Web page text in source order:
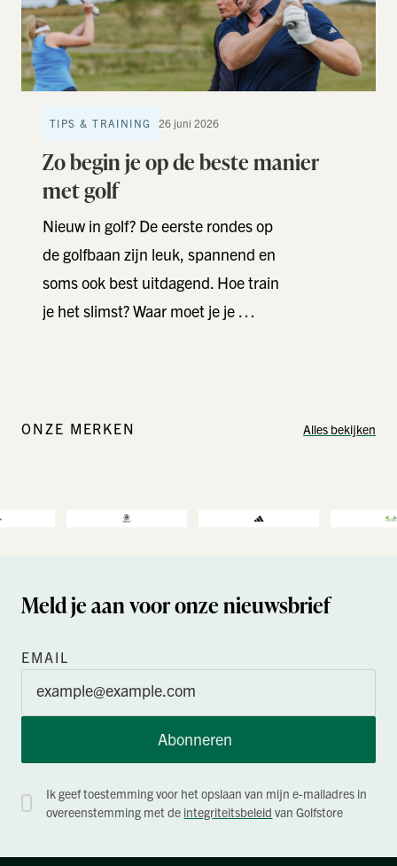
TIPS & TRAINING 26 juni 2026
Zo begin je op de beste manier
met golf
Nieuw in golf? De eerste rondes op
de golfbaan zijn leuk, spannend en
soms ook best uitdagend. Hoe train
je het slimst? Waar moet je je …
ONZE MERKEN Alles bekijken
Meld je aan voor onze nieuwsbrief
EMAIL
Abonneren
Ik geef toestemming voor het opslaan van mijn e-mailadres in
overeenstemming met de integriteitsbeleid van Golfstore